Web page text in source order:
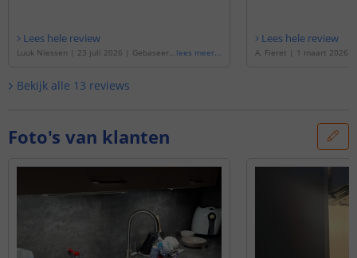
Lees hele review
Luuk Niessen | 23 juli 2026 | Gebaseerd
Zilver'
lees meer...
Lees hele review
A. Fieret | 1 maart 2026
Bekijk alle 13 reviews
Foto's van klanten